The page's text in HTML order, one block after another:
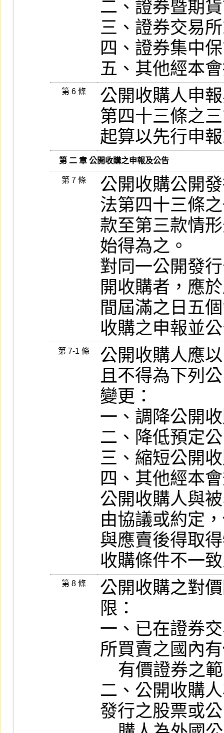
二、證券暨期
三、證券交易
四、證券集中
五、其他經本
第 6 條
公開收購人申
第四十三條之
起算以先行申
   第 二 章 公開收購之申報及公告
第 7 條
公開收購公開
法第四十三條
款至第三款情
始得為之。
對同一公開發
開收購者，應
間屆滿之日五
收購之申報並
第 7-1 條
公開收購人應
且不得為下列
變更：
一、調降公開
二、降低預定
三、縮短公開
四、其他經本
公開收購人與
由協議或約定
與應賣後得取
收購條件不一
第 8 條
公開收購之對
限：
一、已在證券
所買賣之國內
二、公開收購
發行之股票或